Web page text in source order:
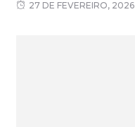
27 DE FEVEREIRO, 2026